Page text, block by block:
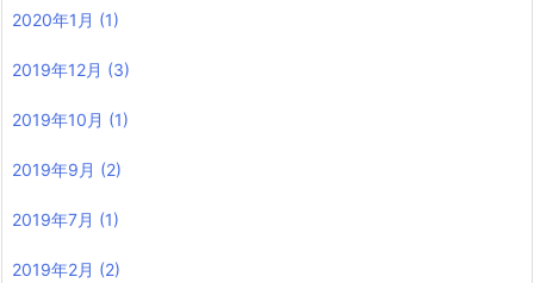
2020年1月 (1)
2019年12月 (3)
2019年10月 (1)
2019年9月 (2)
2019年7月 (1)
2019年2月 (2)